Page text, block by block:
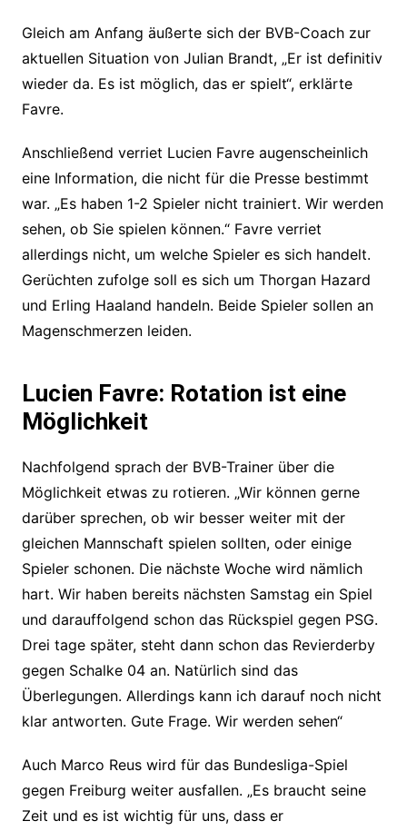
Gleich am Anfang äußerte sich der BVB-Coach zur
aktuellen Situation von Julian Brandt, „Er ist definitiv
wieder da. Es ist möglich, das er spielt“, erklärte
Favre.
Anschließend verriet Lucien Favre augenscheinlich
eine Information, die nicht für die Presse bestimmt
war. „Es haben 1-2 Spieler nicht trainiert. Wir werden
sehen, ob Sie spielen können.“ Favre verriet
allerdings nicht, um welche Spieler es sich handelt.
Gerüchten zufolge soll es sich um Thorgan Hazard
und Erling Haaland handeln. Beide Spieler sollen an
Magenschmerzen leiden.
Lucien Favre: Rotation ist eine
Möglichkeit
Nachfolgend sprach der BVB-Trainer über die
Möglichkeit etwas zu rotieren. „Wir können gerne
darüber sprechen, ob wir besser weiter mit der
gleichen Mannschaft spielen sollten, oder einige
Spieler schonen. Die nächste Woche wird nämlich
hart. Wir haben bereits nächsten Samstag ein Spiel
und darauffolgend schon das Rückspiel gegen PSG.
Drei tage später, steht dann schon das Revierderby
gegen Schalke 04 an. Natürlich sind das
Überlegungen. Allerdings kann ich darauf noch nicht
klar antworten. Gute Frage. Wir werden sehen“
Auch Marco Reus wird für das Bundesliga-Spiel
gegen Freiburg weiter ausfallen. „Es braucht seine
Zeit und es ist wichtig für uns, dass er